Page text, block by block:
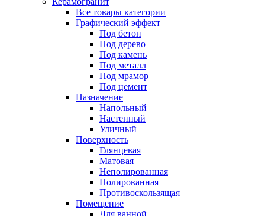
Все товары категории
Графический эффект
Под бетон
Под дерево
Под камень
Под металл
Под мрамор
Под цемент
Назначение
Напольный
Настенный
Уличный
Поверхность
Глянцевая
Матовая
Неполированная
Полированная
Противоскользящая
Помещение
Для ванной